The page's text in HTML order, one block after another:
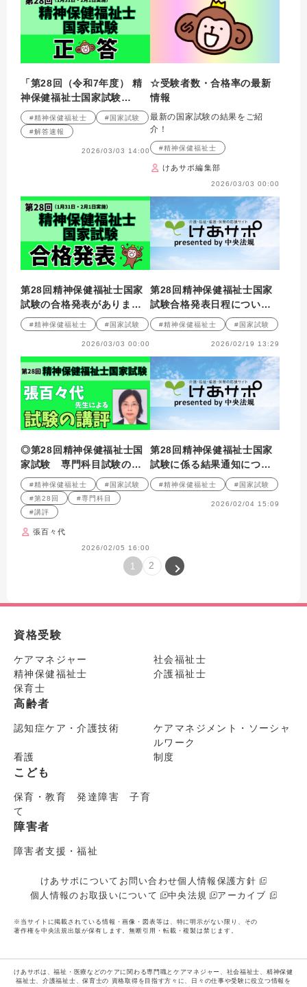
「第28回（令和7年度） 精
神保健福祉士国家試験
（2026年１月31日・２月１
日）」正答
#精神保健福祉士
#国家試験
#解答速報
2026/03/03 14:00
☆受験者数・合格率の最新
情報
最新の国家試験の結果をご紹
介！
#精神保健福祉士
けあサポ編集部
2026/03/03 00:00
第28回精神保健福祉士国家
試験の合格発表がありまし
た！！
#精神保健福祉士 #国家試験
2026/03/03 00:00
第28回精神保健福祉士国家
試験合格発表日程について
のお知らせ
#精神保健福祉士 #国家試験
2026/02/19 13:29
◎第28回精神保健福祉士国
家試験 専門科目試験の講
評
#精神保健福祉士
#国家試験
#第28回
#専門科目
#講評
張百々代
2026/02/05 16:00
第28回精神保健福祉士国家
試験に係る結果通知につい
て
#精神保健福祉士 #国家試験
2026/02/04 15:09
1 2
資格受験
ケアマネジャー
社会福祉士
精神保健福祉士
介護福祉士
保育士
高齢者
認知症ケア・介護技術
ケアマネジメント・ソーシャ
ルワーク
看護
制度
こども
保育・教育 発達障害 子育
て
障害者
障害者支援・福祉
けあサポについて お問い合わせ個人情報保護方針
個人情報のお取扱いについて
中央法規 アーカイブ
※当サイトに掲載されている情報・画像・図表等は、特に明示がない限り、その
著作権を中央法規出版が保有します。無断引用・転載・複製は禁じます。
けあサポは、福祉・医療などのケアに関わる専門職とケアマネジャー、社会福祉士、精神保健
福祉士、介護福祉士、保育士の 資格取得を目指す方々に、日々の仕事や受験に役立つ情報を